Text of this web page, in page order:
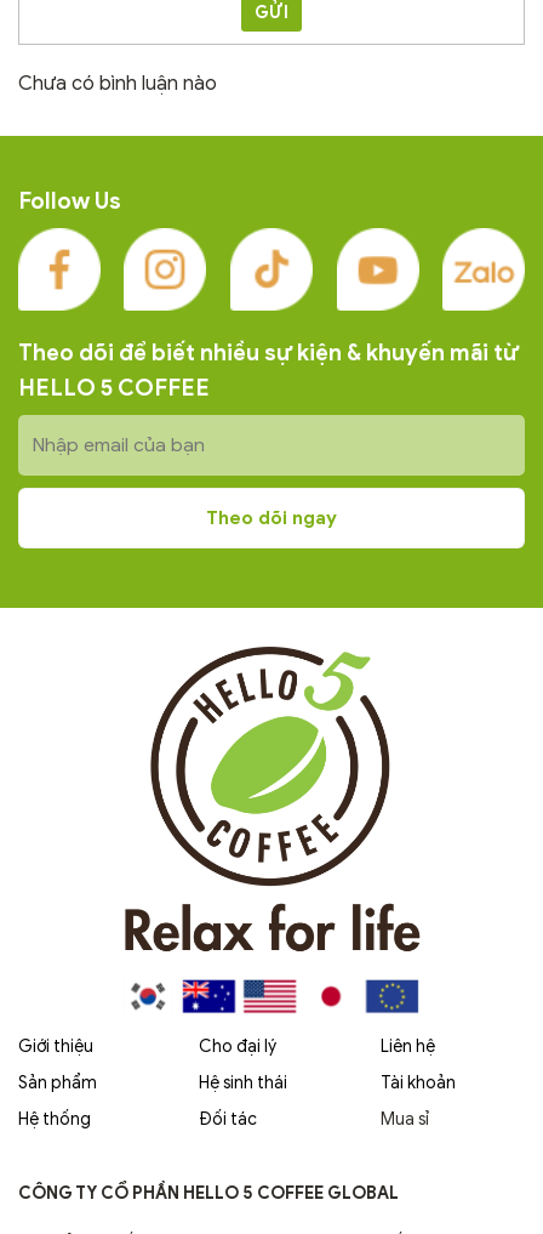
GỬI
Chưa có bình luận nào
Follow Us
Theo dõi để biết nhiều sự kiện & khuyến mãi từ
HELLO 5 COFFEE
Giới thiệu
Sản phẩm
Hệ thống
Cho đại lý
Hệ sinh thái
Đối tác
Liên hệ
Tài khoản
Mua sỉ
CÔNG TY CỔ PHẦN HELLO 5 COFFEE GLOBAL